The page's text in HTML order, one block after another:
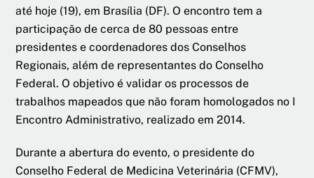
até hoje (19), em Brasília (DF). O encontro tem a
participação de cerca de 80 pessoas entre
presidentes e coordenadores dos Conselhos
Regionais, além de representantes do Conselho
Federal. O objetivo é validar os processos de
trabalhos mapeados que não foram homologados no I
Encontro Administrativo, realizado em 2014.
Durante a abertura do evento, o presidente do
Conselho Federal de Medicina Veterinária (CFMV),